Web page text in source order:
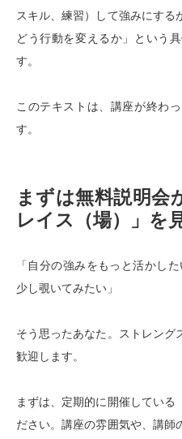
スキル、練習）して強みにする
どう行動を変えるか」という
す。
このテキストは、講座が終わ
す。
まずは無料説明会
レイス（場）」を
「自分の強みをもっと活かし
少し覗いてみたい」
そう思ったあなた。ストレング
歓迎します。
まずは、定期的に開催している
ださい。講座の雰囲気や、講師